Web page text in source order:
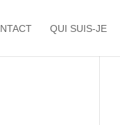
QUI SUIS-JE